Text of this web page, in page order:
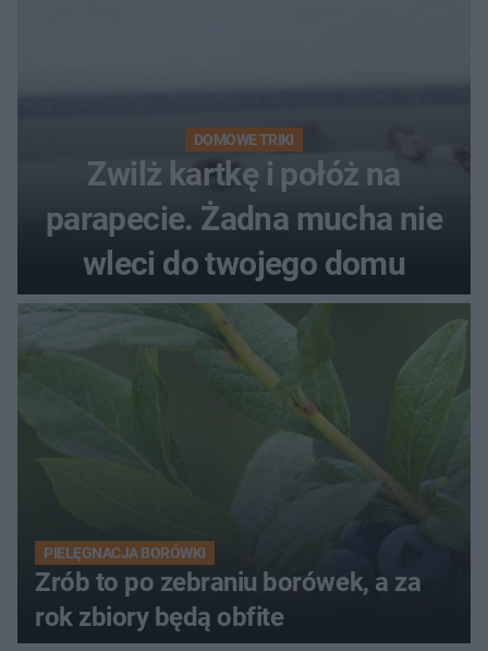
DOMOWE TRIKI
Zwilż kartkę i połóż na
parapecie. Żadna mucha nie
wleci do twojego domu
PIELĘGNACJA BORÓWKI
Zrób to po zebraniu borówek, a za
rok zbiory będą obfite